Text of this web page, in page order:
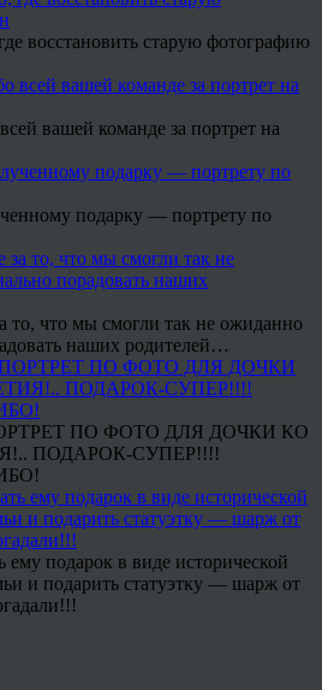
восстановить старую фотографию
вашей команде за портрет на
подарку — портрету по
то, что мы смогли так не ожиданно
наших родителей…
ПО ФОТО ДЛЯ ДОЧКИ КО
ПОДАРОК-СУПЕР!!!!
подарок в виде исторической
и подарить статуэтку — шарж от